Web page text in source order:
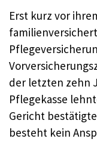
Erst kurz vor
der letzten zehn
Pflegekasse
Gericht
besteht kein